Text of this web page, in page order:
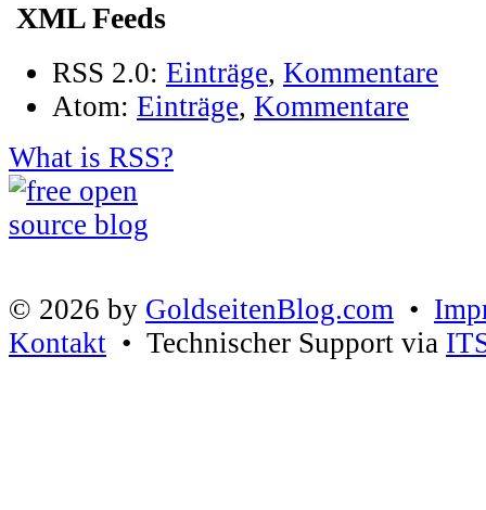
XML Feeds
RSS 2.0: Einträge, Kommentare
Atom: Einträge, Kommentare
What is RSS?
© 2026 by GoldseitenBlog.com •
Kontakt • Technischer Support via